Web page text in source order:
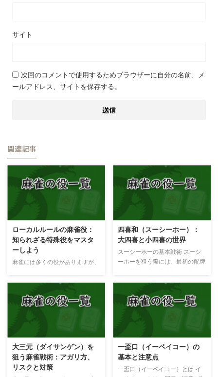
サイト
次回のコメントで使用するためブラウザーに自分の名前、メ
ールアドレス、サイトを保存する。
関連記事
ローカルルールの麻雀役：
知られざる特殊役をマスタ
ーしよう
麻雀には多くの役がありますが、
役も存在します。これらの役は正
式な大会では採用されないことが
多いですが、一般的に使われるも
のを紹介していきます。麻雀牌画
像を使いながら、役の説明を行い
ます。 大車輪（ダイシャリン）
大車輪は地域によってローカルル
ールで使われる特殊なアガリ役で
す。大車輪の成立条件は、手牌が
すべてチャンタ（老頭牌と么九牌
四喜和（スーシーホー）：
大四喜と小四喜の世界
スーシーホーの基本戦術 スーシ
ーホーを狙う際には、最初の配牌
に集める戦術が有効です。 大四
喜（ダイスーシー） 大
（東南西北）の4種類が全て刻子
（コーツ）か槓子（カンツ）とな
る役です。ローカルルールによっ
てはダブル役満を採用する場合が
あります。 小四喜（ショウスー
大三元（ダイサンゲン）を
狙う麻雀戦術：アガリ方、
リスクと対策
一盃口（イーペイコー）の
基本と注意点
一盃口（イーペイコー）とは イ